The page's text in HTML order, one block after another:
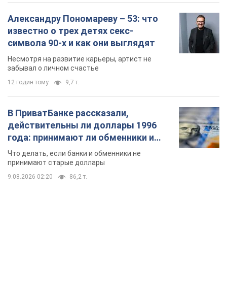
Александру Пономареву – 53: что
известно о трех детях секс-
символа 90-х и как они выглядят
Несмотря на развитие карьеры, артист не
забывал о личном счастье
12 годин тому 9,7 т.
В ПриватБанке рассказали,
действительны ли доллары 1996
года: принимают ли обменники и
банки такие купюры
Что делать, если банки и обменники не
принимают старые доллары
9.08.2026 02:20 86,2 т.